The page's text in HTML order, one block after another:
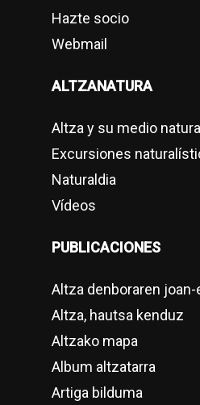
Hazte socio
Webmail
ALTZANATURA
Altza y su medio natural
Excursiones
Naturaldia
Vídeos
PUBLICACIONES
Altza denboraren joan-
Altza, hautsa kenduz
Altzako mapa
Album altzatarra
Artiga bilduma